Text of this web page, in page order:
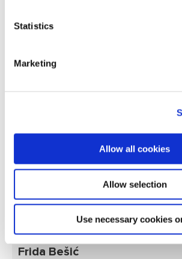
Statistics
Marketing
Allow all cookies
Allow selection
Use necessary cookies
Strategic Purchase Manager
Frida Bešić